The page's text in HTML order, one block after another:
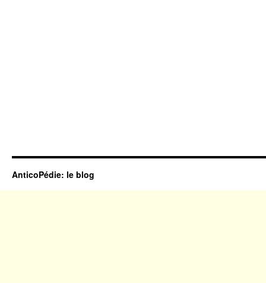
AnticoPédie: le blog